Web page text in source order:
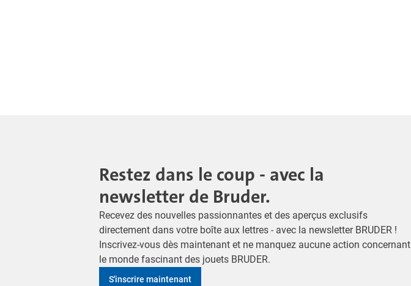
Restez dans le coup - avec la
newsletter de Bruder.
Recevez des nouvelles passionnantes et des aperçus exclusifs
directement dans votre boîte aux lettres - avec la newsletter BRUDER !
Inscrivez-vous dès maintenant et ne manquez aucune action concernant
le monde fascinant des jouets BRUDER.
S'inscrire maintenant